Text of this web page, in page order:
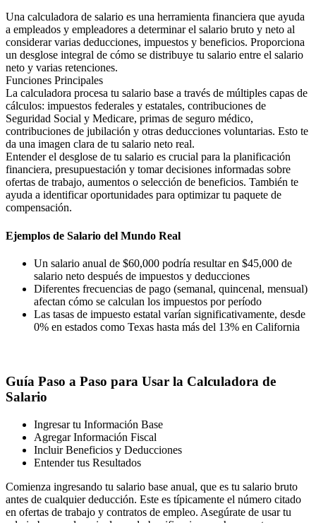
Una calculadora de salario es una herramienta financiera que ayuda
a empleados y empleadores a determinar el salario bruto y neto al
considerar varias deducciones, impuestos y beneficios. Proporciona
un desglose integral de cómo se distribuye tu salario entre el salario
neto y varias retenciones.
Funciones Principales
La calculadora procesa tu salario base a través de múltiples capas de
cálculos: impuestos federales y estatales, contribuciones de
Seguridad Social y Medicare, primas de seguro médico,
contribuciones de jubilación y otras deducciones voluntarias. Esto te
da una imagen clara de tu salario neto real.
Entender el desglose de tu salario es crucial para la planificación
financiera, presupuestación y tomar decisiones informadas sobre
ofertas de trabajo, aumentos o selección de beneficios. También te
ayuda a identificar oportunidades para optimizar tu paquete de
compensación.
Ejemplos de Salario del Mundo Real
Un salario anual de $60,000 podría resultar en $45,000 de
salario neto después de impuestos y deducciones
Diferentes frecuencias de pago (semanal, quincenal, mensual)
afectan cómo se calculan los impuestos por período
Las tasas de impuesto estatal varían significativamente, desde
0% en estados como Texas hasta más del 13% en California
Guía Paso a Paso para Usar la Calculadora de
Salario
Ingresar tu Información Base
Agregar Información Fiscal
Incluir Beneficios y Deducciones
Entender tus Resultados
Comienza ingresando tu salario base anual, que es tu salario bruto
antes de cualquier deducción. Este es típicamente el número citado
en ofertas de trabajo y contratos de empleo. Asegúrate de usar tu